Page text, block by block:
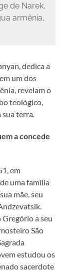
de Narek,
armênia,
dedica a
um dos
revelam o
teológico,
terra.
a concede
em
uma família
mãe, seu
a seu
São
estudou os
sacerdote